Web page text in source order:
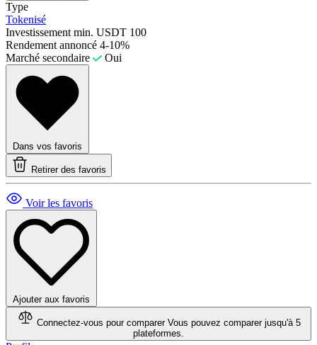
Type
Tokenisé
Investissement min. USDT 100
Rendement annoncé 4-10%
Marché secondaire
Oui
Dans vos favoris
Retirer des favoris
Voir les favoris
Ajouter aux favoris
Connectez-vous pour comparer Vous pouvez comparer jusqu'à 5
plateformes.